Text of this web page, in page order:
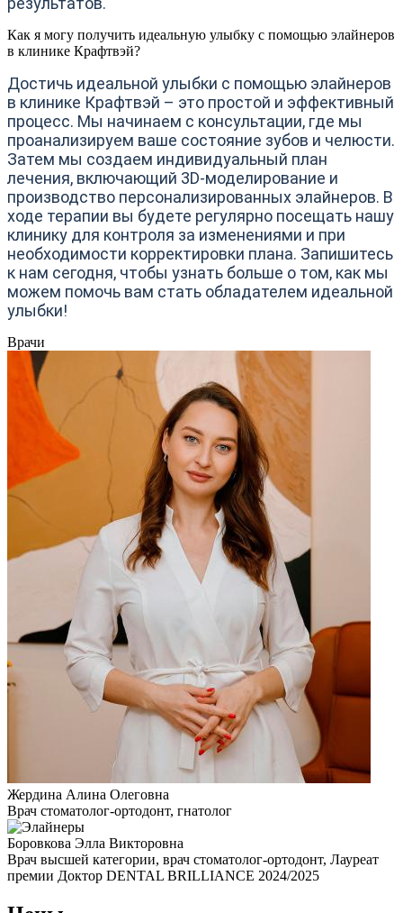
Как я могу получить идеальную улыбку с помощью элайнеров
в клинике Крафтвэй?
Достичь идеальной улыбки с помощью элайнеров
в клинике Крафтвэй – это простой и эффективный
процесс. Мы начинаем с консультации, где мы
проанализируем ваше состояние зубов и челюсти.
Затем мы создаем индивидуальный план
лечения, включающий 3D-моделирование и
производство персонализированных элайнеров. В
ходе терапии вы будете регулярно посещать нашу
клинику для контроля за изменениями и при
необходимости корректировки плана. Запишитесь
к нам сегодня, чтобы узнать больше о том, как мы
можем помочь вам стать обладателем идеальной
улыбки!
Врачи
Жердина Алина Олеговна
Врач стоматолог-ортодонт, гнатолог
Боровкова Элла Викторовна
Врач высшей категории, врач стоматолог-ортодонт, Лауреат
премии Доктор DENTAL BRILLIANCE 2024/2025